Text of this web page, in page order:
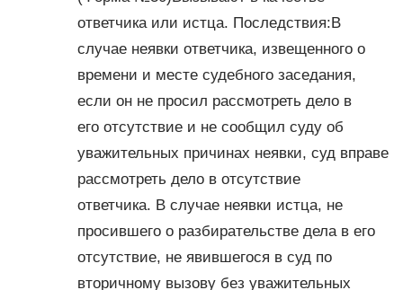
ответчика или истца. Последствия:В
случае неявки ответчика, извещенного о
времени и месте судебного заседания,
если он не просил рассмотреть дело в
его отсутствие и не сообщил суду об
уважительных причинах неявки, суд вправе
рассмотреть дело в отсутствие
ответчика. В случае неявки истца, не
просившего о разбирательстве дела в его
отсутствие, не явившегося в суд по
вторичному вызову без уважительных